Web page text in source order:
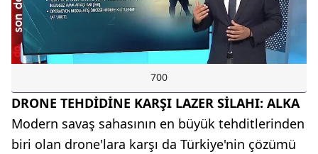
700
DRONE TEHDİDİNE KARŞI LAZER SİLAHI: ALKA
Modern savaş sahasının en büyük tehditlerinden
biri olan drone'lara karşı da Türkiye'nin çözümü